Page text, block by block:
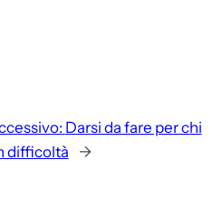
Darsi da fare per chi
difficoltà
→